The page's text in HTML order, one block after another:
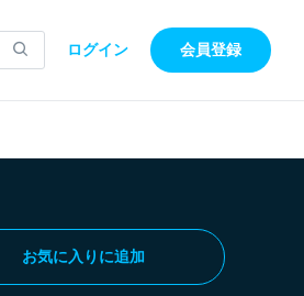
ログイン 会員登録
お気に入りに追加